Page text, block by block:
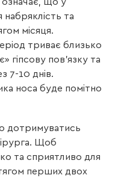
набряклість та
місяця.
триває близько
гіпсову пов’язку та
7-10 днів.
носа буде помітно
дотримуватись
Щоб
та сприятливо для
перших двох